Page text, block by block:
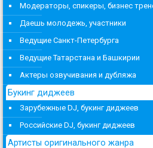
Модераторы, спикеры, бизнес
Даешь молодежь, участники
Ведущие Санкт-Петербурга
Ведущие Татарстана и Башкирии
Актеры озвучивания и дубляжа
Букинг диджеев
Зарубежные DJ, букинг диджеев
Российские DJ, букинг диджеев
Артисты оригинального жанра